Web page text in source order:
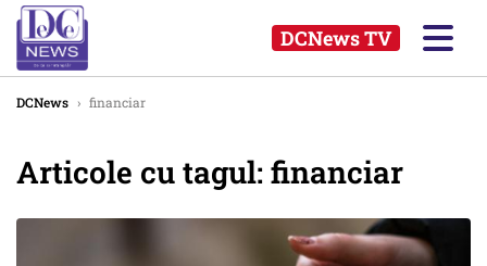
DCNews TV
DCNews › financiar
Articole cu tagul: financiar